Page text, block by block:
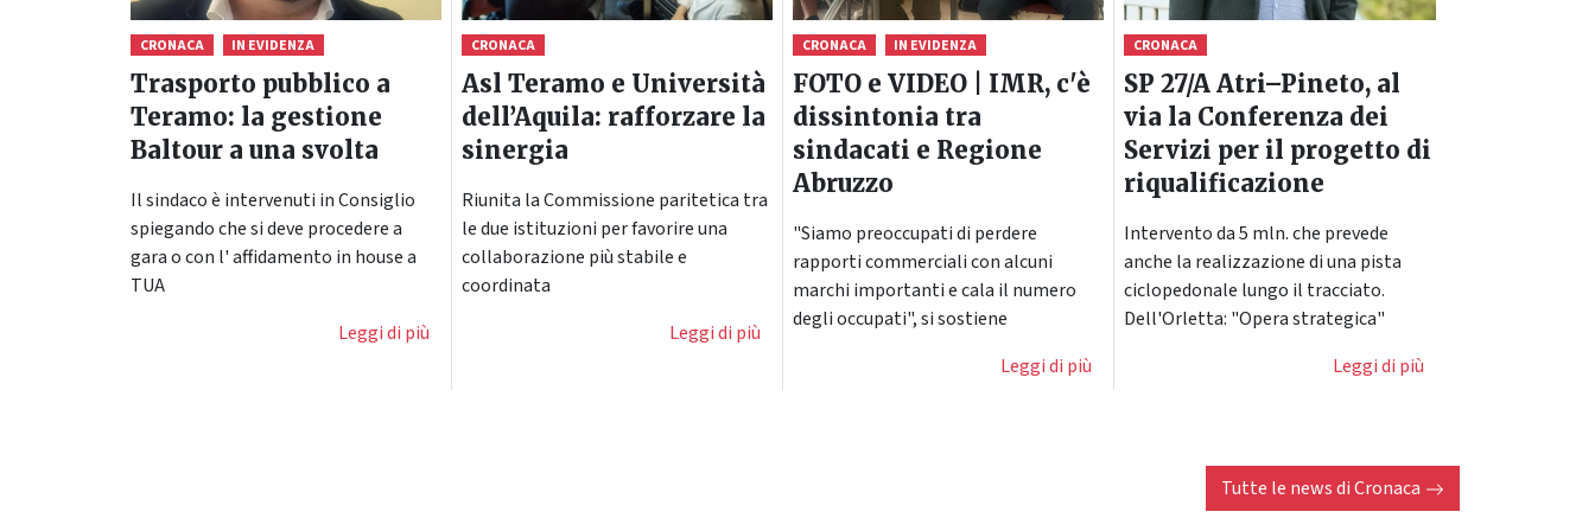
CRONACA IN EVIDENZA
Trasporto pubblico a
Teramo: la gestione
Baltour a una svolta
Il sindaco è intervenuti in Consiglio
spiegando che si deve procedere a
gara o con l' affidamento in house a
TUA
Leggi di più
CRONACA
Asl Teramo e Università
dell’Aquila: rafforzare la
sinergia
Riunita la Commissione paritetica tra
le due istituzioni per favorire una
collaborazione più stabile e
coordinata
Leggi di più
CRONACA IN EVIDENZA
FOTO e VIDEO | IMR, c'è
dissintonia tra
sindacati e Regione
Abruzzo
"Siamo preoccupati di perdere
rapporti commerciali con alcuni
marchi importanti e cala il numero
degli occupati", si sostiene
Leggi di più
CRONACA
SP 27/A Atri–Pineto, al
via la Conferenza dei
Servizi per il progetto di
riqualificazione
Intervento da 5 mln. che prevede
anche la realizzazione di una pista
ciclopedonale lungo il tracciato.
Dell'Orletta: "Opera strategica"
Leggi di più
Tutte le news diCronaca